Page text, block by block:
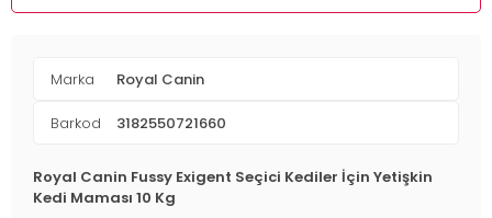
Marka Royal Canin
Barkod 3182550721660
Royal Canin Fussy Exigent Seçici Kediler İçin Yetişkin
Kedi Maması 10 Kg